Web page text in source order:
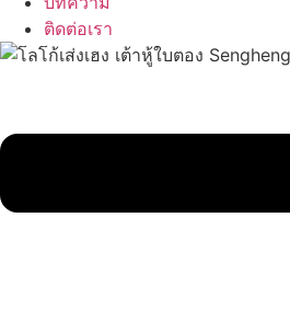
ติดต่อเรา